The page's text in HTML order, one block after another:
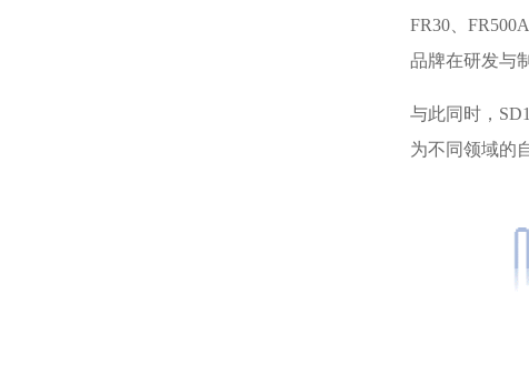
FR30、
品牌在研发与
与此同时，
为不同领域的